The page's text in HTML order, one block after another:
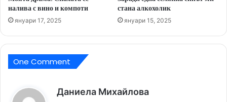
налива с вино и компоти
януари 17, 2025
стана алкохолик
януари 15, 2025
One Comment
Даниела Михайлова